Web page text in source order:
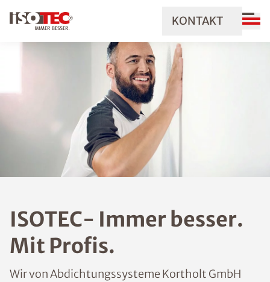
KONTAKT
ISOTEC- Immer besser.
Mit Profis.
Wir von Abdichtungssysteme Kortholt GmbH